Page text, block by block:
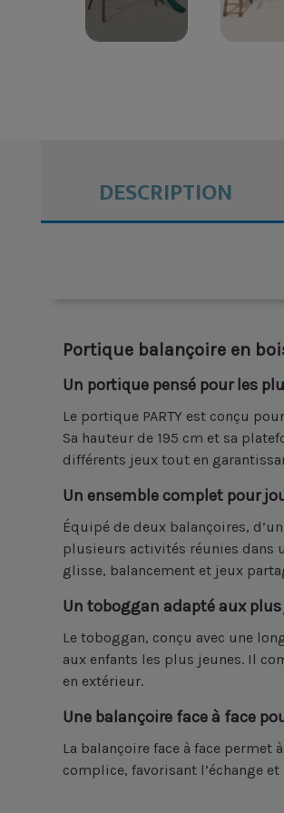
DESCRIPTION
Portique balançoire en
Un portique pensé pour les
Le portique PARTY est conçu
Sa hauteur de 195 cm et sa
différents jeux tout en
Un ensemble complet pour
Équipé de deux balançoires,
plusieurs activités réunies dans
glisse, balancement et jeux
Un toboggan adapté aux
Le toboggan, conçu avec une
aux enfants les plus jeunes. Il
en extérieur.
Une balançoire face à face
La balançoire face à face permet
complice, favorisant l’échange et